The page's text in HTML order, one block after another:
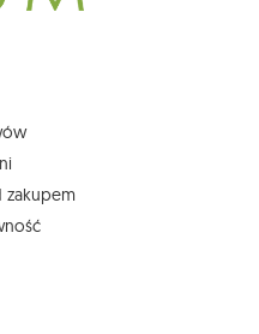
przetwarzania, wniesienia
danych oraz prawo do
jej cofnięciem. W tym celu
klienta Mouton Interactive pod
zakupem